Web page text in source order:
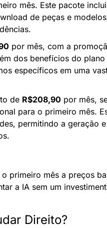
mês. Este pacote inclui
de peças e
por mês, com a
dos benefícios do plano
específicos em uma
de R$208,90
para o primeiro mês.
permitindo a geração e
primeiro mês a preços
a IA sem um
Direito?